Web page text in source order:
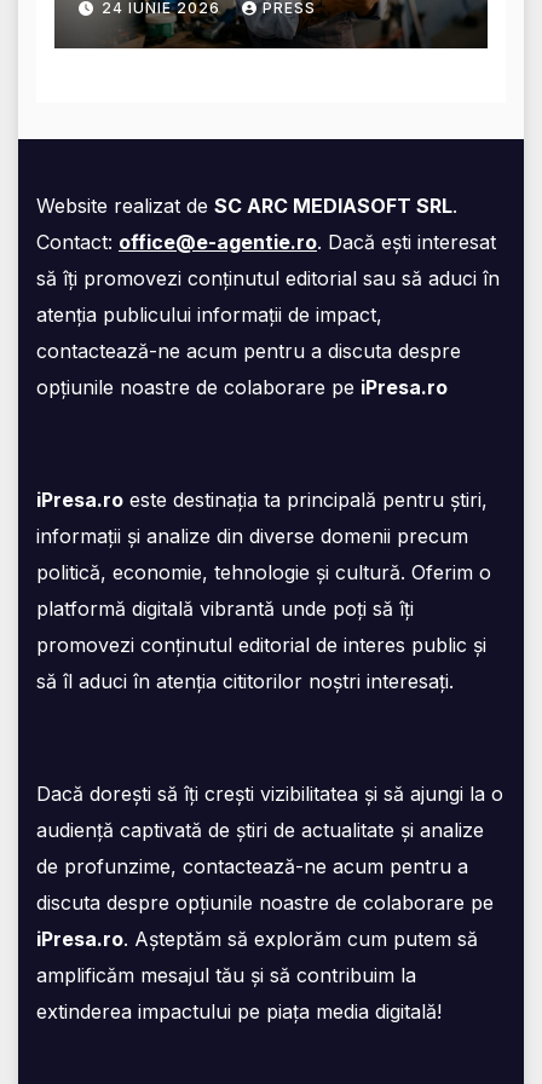
acestea
24 IUNIE 2026 PRESS
Website realizat de SC ARC MEDIASOFT SRL.
Contact: office@e-agentie.ro. Dacă ești interesat
să îți promovezi conținutul editorial sau să aduci în
atenția publicului informații de impact,
contactează-ne acum pentru a discuta despre
opțiunile noastre de colaborare pe iPresa.ro
iPresa.ro este destinația ta principală pentru știri,
informații și analize din diverse domenii precum
politică, economie, tehnologie și cultură. Oferim o
platformă digitală vibrantă unde poți să îți
promovezi conținutul editorial de interes public și
să îl aduci în atenția cititorilor noștri interesați.
Dacă dorești să îți crești vizibilitatea și să ajungi la o
audiență captivată de știri de actualitate și analize
de profunzime, contactează-ne acum pentru a
discuta despre opțiunile noastre de colaborare pe
iPresa.ro. Așteptăm să explorăm cum putem să
amplificăm mesajul tău și să contribuim la
extinderea impactului pe piața media digitală!